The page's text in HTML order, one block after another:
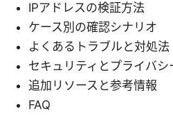
IPアドレスの検証方法
ケース別の確認シナリオ
よくあるトラブルと対処法
セキュリティとプライバシ
追加リソースと参考情報
FAQ